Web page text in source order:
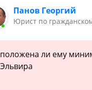
Панов Георгий
Юрист по
положена ли ему
Эльвира